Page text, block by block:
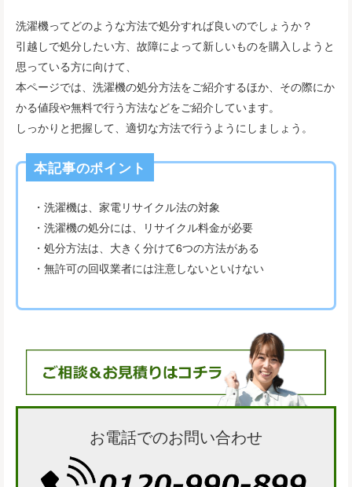
洗濯機ってどのような方法で処分すれば良いのでしょうか？
引越しで処分したい方、故障によって新しいものを購入しようと
思っている方に向けて、
本ページでは、洗濯機の処分方法をご紹介するほか、その際にか
かる値段や無料で行う方法などをご紹介しています。
しっかりと把握して、適切な方法で行うようにしましょう。
本記事のポイント
・洗濯機は、家電リサイクル法の対象
・洗濯機の処分には、リサイクル料金が必要
・処分方法は、大きく分けて6つの方法がある
・無許可の回収業者には注意しないといけない
お電話でのお問い合わせ